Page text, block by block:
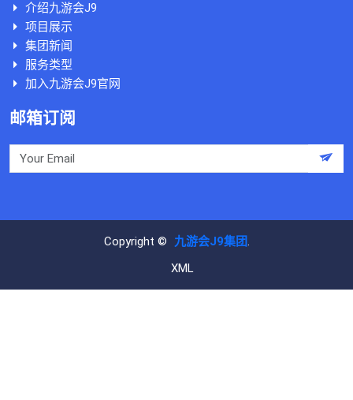
介绍九游会J9
项目展示
集团新闻
服务类型
加入九游会J9官网
邮箱订阅
Copyright © 九游会J9集团.
XML